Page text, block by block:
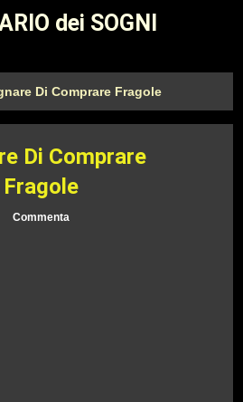
principale
dei SOGNI
Di Comprare Fragole
Di Comprare
Fragole
Commenta